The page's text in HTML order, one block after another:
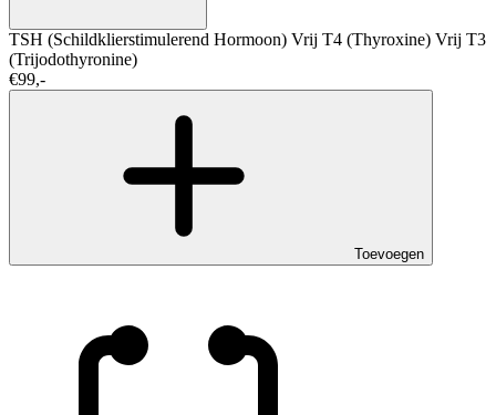
TSH (Schildklierstimulerend Hormoon) Vrij T4 (Thyroxine) Vrij T3
(Trijodothyronine)
€99,-
Toevoegen